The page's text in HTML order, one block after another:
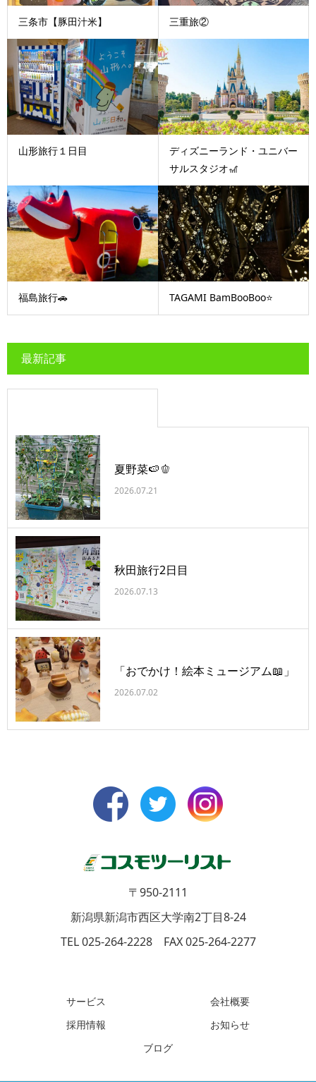
三条市【豚田汁米】 三重旅②
山形旅行１日目
ディズニーランド・ユニバー
サルスタジオ🎢
福島旅行🚗 TAGAMI BamBooBoo⭐
最新記事
夏野菜🍉🫑
2026.07.21
秋田旅行2日目
2026.07.13
「おでかけ！絵本ミュージアム📖」
2026.07.02
〒950-2111
新潟県新潟市西区大学南2丁目8-24
TEL 025-264-2228 FAX 025-264-2277
サービス
会社概要
採用情報
お知らせ
ブログ